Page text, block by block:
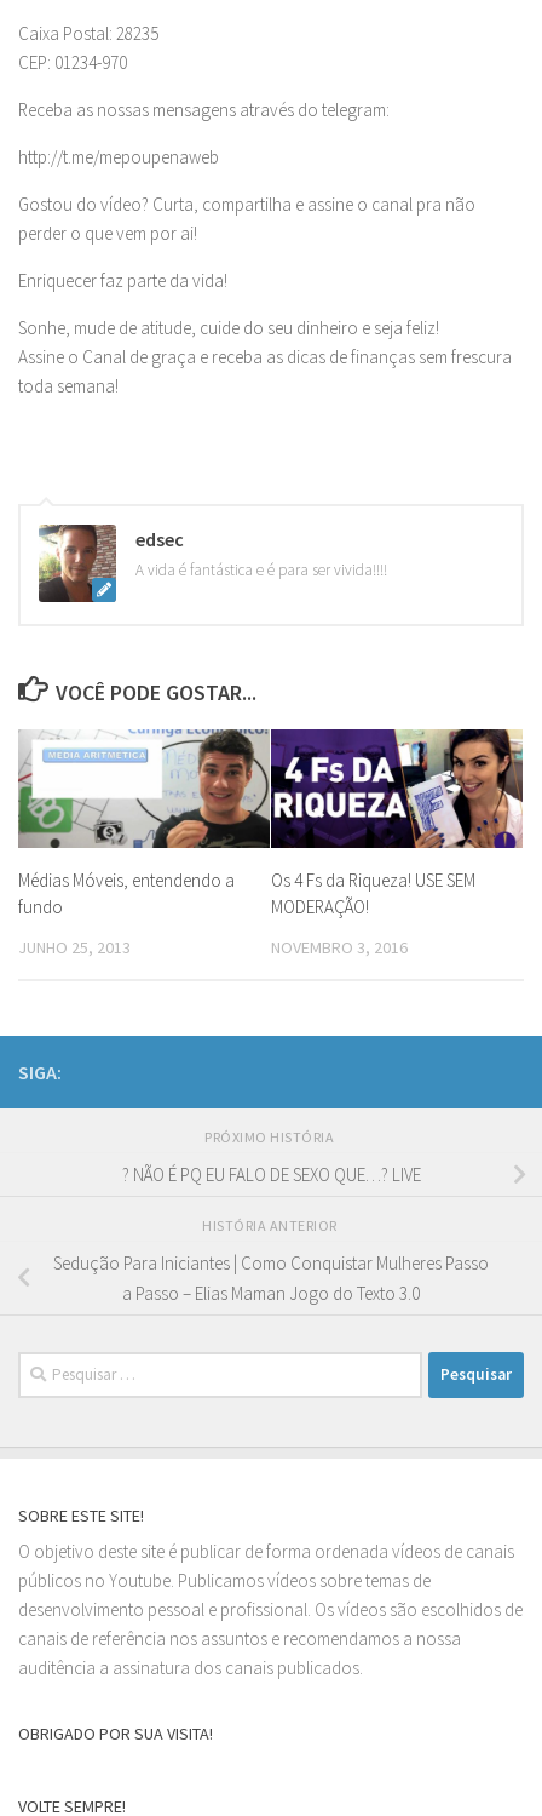
Caixa Postal: 28235
CEP: 01234-970
Receba as nossas mensagens através do telegram:
http://t.me/mepoupenaweb
Gostou do vídeo? Curta, compartilha e assine o canal pra não
perder o que vem por ai!
Enriquecer faz parte da vida!
Sonhe, mude de atitude, cuide do seu dinheiro e seja feliz!
Assine o Canal de graça e receba as dicas de finanças sem frescura
toda semana!
edsec
A vida é fantástica e é para ser vivida!!!!
VOCÊ PODE GOSTAR...
Médias Móveis, entendendo a
fundo
JUNHO 25, 2013
Os 4 Fs da Riqueza! USE SEM
MODERAÇÃO!
NOVEMBRO 3, 2016
SIGA:
PRÓXIMO HISTÓRIA
? NÃO É PQ EU FALO DE SEXO QUE…? LIVE
HISTÓRIA ANTERIOR
Sedução Para Iniciantes | Como Conquistar Mulheres Passo
a Passo – Elias Maman Jogo do Texto 3.0
Pesquisar
por:
SOBRE ESTE SITE!
O objetivo deste site é publicar de forma ordenada vídeos de canais
públicos no Youtube. Publicamos vídeos sobre temas de
desenvolvimento pessoal e profissional. Os vídeos são escolhidos de
canais de referência nos assuntos e recomendamos a nossa
auditência a assinatura dos canais publicados.
OBRIGADO POR SUA VISITA!
VOLTE SEMPRE!